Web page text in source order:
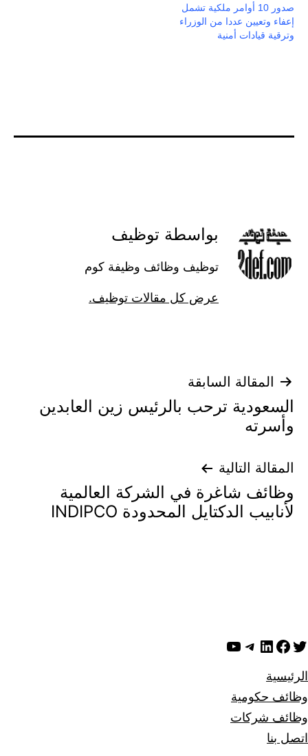
صدور 10 أوامر ملكية تشمل
إعفاء وتعيين عددا من الوزراء
وترقية قيادات أمنية
بواسطة توظيف
توظيف وظائف وظيفة كوم
عرض كل مقالات توظيف.
تصفّح
المقالات
المقالة السابقة
السعودية ترحب بالرئيس زين العابدين
وأسرته
المقالة التالية
وظائف شاغرة في الشركة العالمية
لأنابيب الدكتايل المحدودة INDIPCO
تويترفيسبوك
لينكد إن تيليجرام
يوتيوب
الرئيسية
وظائف حكومية
وظائف شركات
اتصل بنا